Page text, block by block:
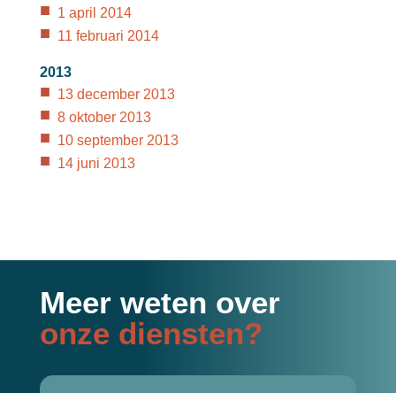
1 april 2014
11 februari 2014
2013
13 december 2013
8 oktober 2013
10 september 2013
14 juni 2013
Meer weten over
onze diensten?